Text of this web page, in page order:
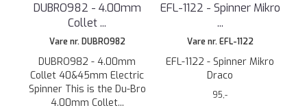
DUBRO982 - 4.00mm
Collet ...
Vare nr. DUBRO982
DUBRO982 - 4.00mm
Collet 40&45mm Electric
Spinner This is the Du-Bro
4.00mm Collet...
EFL-1122 - Spinner Mikro
...
Vare nr. EFL-1122
EFL-1122 - Spinner Mikro
Draco
95,-